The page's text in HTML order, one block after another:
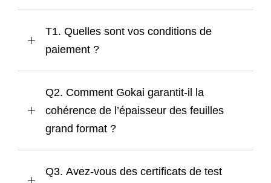
T1. Quelles sont vos conditions de
paiement ?
Q2. Comment Gokai garantit-il la
cohérence de l’épaisseur des feuilles
grand format ?
Q3. Avez-vous des certificats de test